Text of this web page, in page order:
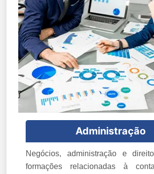
Administração
Negócios, administração e
formações relacionadas à